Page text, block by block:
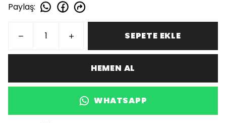
Paylaş:
SEPETE EKLE
HEMEN AL
WHATSAPP